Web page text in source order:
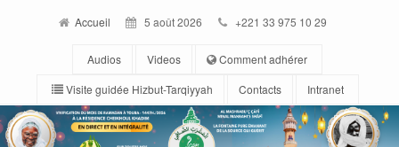
Accueil 5 août 2026 +221 33 975 10 29
Audios Videos
Comment adhérer
Visite guidée Hizbut-Tarqiyyah
Contacts Intranet